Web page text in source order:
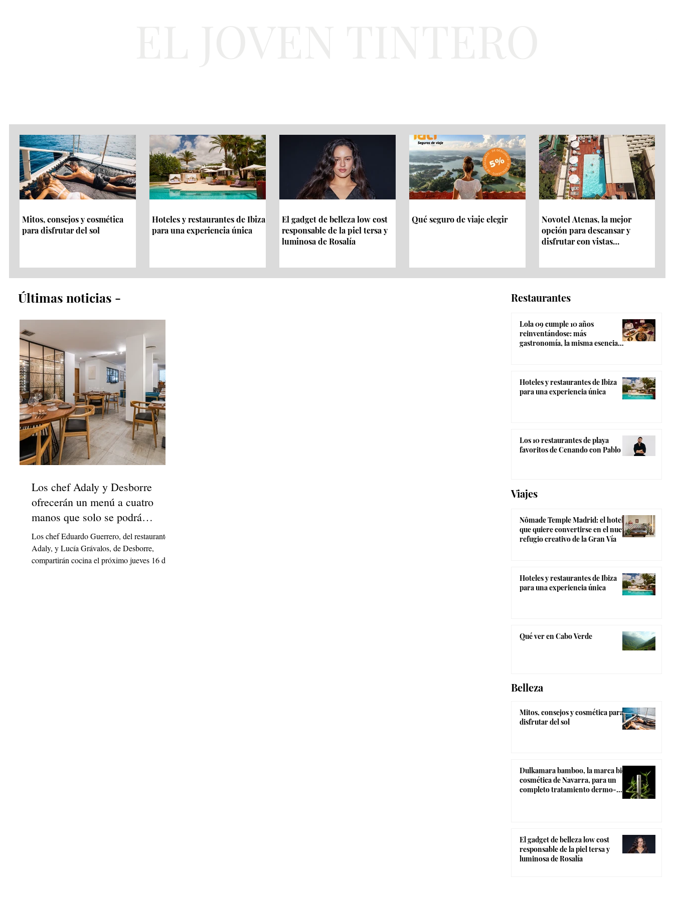
Mitos, consejos y cosmética
para disfrutar del sol
Hoteles y restaurantes de Ibiza
para una experiencia única
El gadget de belleza low cost
responsable de la piel tersa y
luminosa de Rosalía
Qué seguro de viaje elegir
Novotel Atenas, la mejor
opción para descansar y
disfrutar con vistas
​Últimas noticias​ -
Los chef Adaly y Desborre
ofrecerán un menú a cuatro
manos que solo se podrá
disfrutar una noche
Los chef Eduardo Guerrero, del restaurante
Adaly, y Lucía Grávalos, de Desborre,
compartirán cocina el próximo jueves 16 de
Restaurantes
Lola 09 cumple 10 años
reinventándose: más
gastronomía, la misma esencia
Hoteles y restaurantes de Ibiza
para una experiencia única
Los 10 restaurantes de playa
favoritos de Cenando con Pablo
Viajes
Nômade Temple Madrid: el hotel
que quiere convertirse en el nuevo
refugio creativo de la Gran Vía
Hoteles y restaurantes de Ibiza
para una experiencia única
Qué ver en Cabo Verde
Belleza
Mitos, consejos y cosmética para
disfrutar del sol
Dulkamara bamboo, la marca bio-
cosmética de Navarra, para un
completo tratamiento dermo-
El gadget de belleza low cost
responsable de la piel tersa y
luminosa de Rosalía